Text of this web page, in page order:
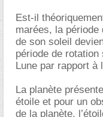
Est-il
marées, la période
de son soleil
période de
Lune par rapport à
La planète
étoile et pour un
de la planète,